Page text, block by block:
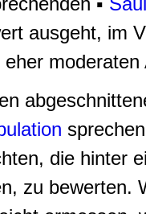
ausgeht, im
eher
die hinter
zu bewerten.